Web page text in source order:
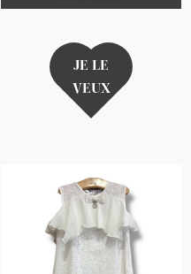
JE LE
VEUX